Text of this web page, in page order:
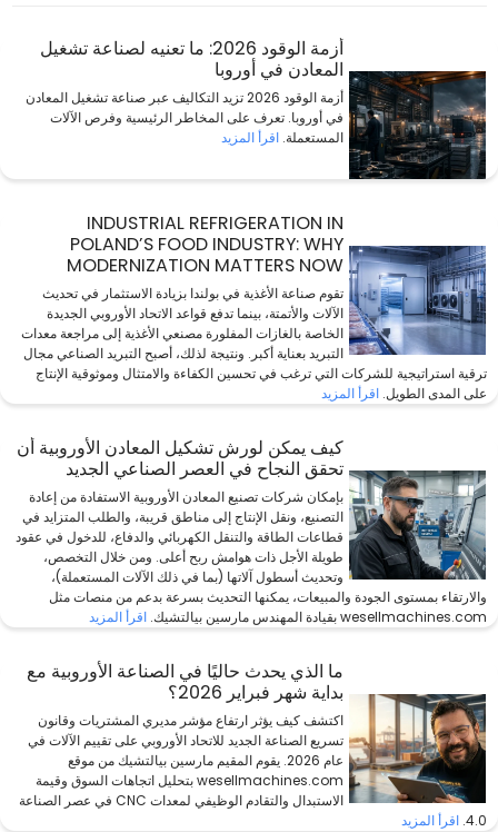
أزمة الوقود 2026: ما تعنيه لصناعة تشغيل
المعادن في أوروبا
أزمة الوقود 2026 تزيد التكاليف عبر صناعة تشغيل المعادن
في أوروبا. تعرف على المخاطر الرئيسية وفرص الآلات
المستعملة. اقرأ المزيد
INDUSTRIAL REFRIGERATION IN
POLAND’S FOOD INDUSTRY: WHY
MODERNIZATION MATTERS NOW
تقوم صناعة الأغذية في بولندا بزيادة الاستثمار في تحديث
الآلات والأتمتة، بينما تدفع قواعد الاتحاد الأوروبي الجديدة
الخاصة بالغازات المفلورة مصنعي الأغذية إلى مراجعة معدات
التبريد بعناية أكبر. ونتيجة لذلك، أصبح التبريد الصناعي مجال
ترقية استراتيجية للشركات التي ترغب في تحسين الكفاءة والامتثال وموثوقية الإنتاج
على المدى الطويل.اقرأ المزيد
كيف يمكن لورش تشكيل المعادن الأوروبية أن
تحقق النجاح في العصر الصناعي الجديد
بإمكان شركات تصنيع المعادن الأوروبية الاستفادة من إعادة
التصنيع، ونقل الإنتاج إلى مناطق قريبة، والطلب المتزايد في
قطاعات الطاقة والتنقل الكهربائي والدفاع، للدخول في عقود
طويلة الأجل ذات هوامش ربح أعلى. ومن خلال التخصص،
وتحديث أسطول آلاتها (بما في ذلك الآلات المستعملة)،
والارتقاء بمستوى الجودة والمبيعات، يمكنها التحديث بسرعة بدعم من منصات مثل
wesellmachines.com بقيادة المهندس مارسين بيالتشيك.
اقرأ المزيد
ما الذي يحدث حاليًا في الصناعة الأوروبية مع
بداية شهر فبراير 2026؟
اكتشف كيف يؤثر ارتفاع مؤشر مديري المشتريات وقانون
تسريع الصناعة الجديد للاتحاد الأوروبي على تقييم الآلات في
عام 2026. يقوم المقيم مارسين بيالتشيك من موقع
wesellmachines.com بتحليل اتجاهات السوق وقيمة
الاستبدال والتقادم الوظيفي لمعدات CNC في عصر الصناعة
4.0. اقرأ المزيد